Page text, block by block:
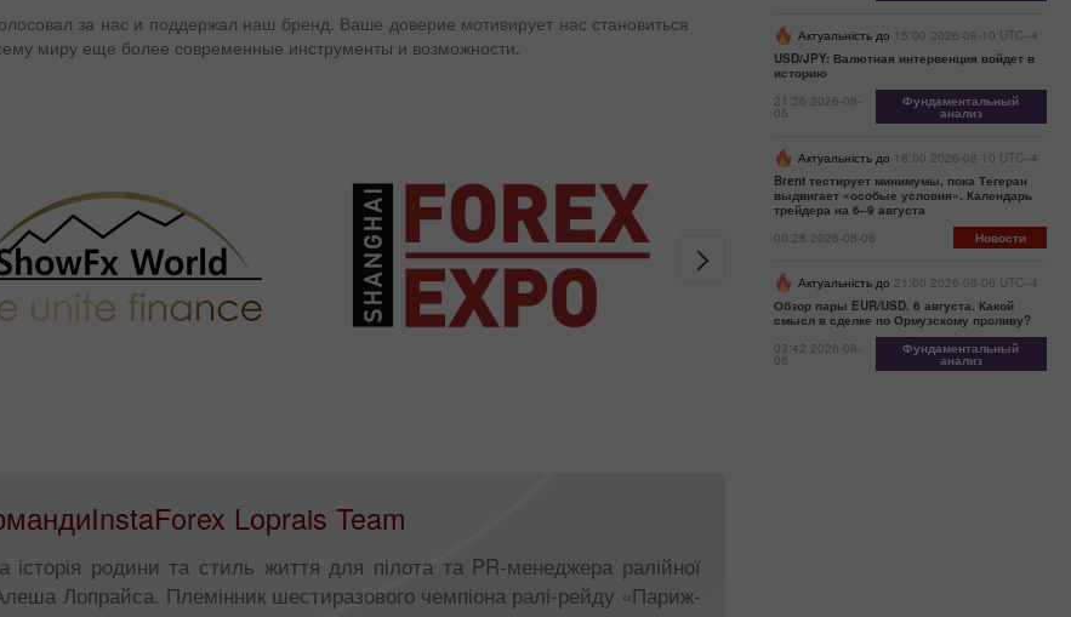
за нас и поддержал наш бренд. Ваше доверие мотивирует нас становиться
миру еще более современные инструменты и возможности.
Loprais Team
родини та стиль життя для пілота та PR-менеджера ралійної
Лопрайса. Племінник шестиразового чемпіона ралі-рейду «Париж-
Актуальність до 15:00 2026-08-10 UTC--4
USD/JPY: Валютная интервенция войдет в
историю
21:36 2026-08-
05
Фундаментальный
анализ
Актуальність до 18:00 2026-08-10 UTC--4
Brent тестирует минимумы, пока Тегеран
выдвигает «особые условия». Календарь
трейдера на 6–9 августа
00:28 2026-08-06
Новости
Актуальність до 21:00 2026-08-06 UTC--4
Обзор пары EUR/USD. 6 августа. Какой
смысл в сделке по Ормузскому проливу?
03:42 2026-08-
06
Фундаментальный
анализ